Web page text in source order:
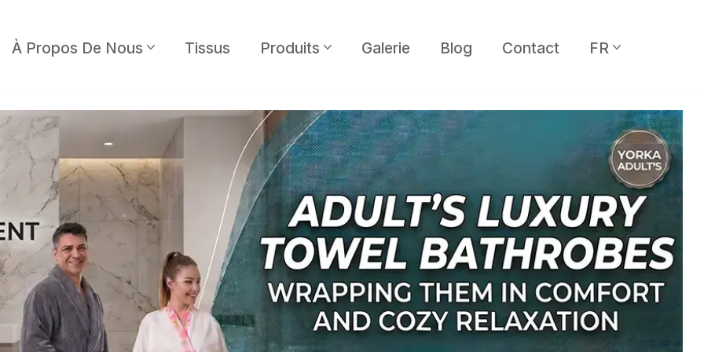
À Propos De Nous Tissus Produits
Enfants
Cuisine
Prêt À Imprimer
Galerie Blog Contact FR